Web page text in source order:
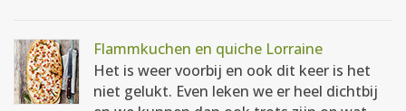
Flammkuchen en quiche Lorraine
Het is weer voorbij en ook dit keer is het
niet gelukt. Even leken we er heel dichtbij